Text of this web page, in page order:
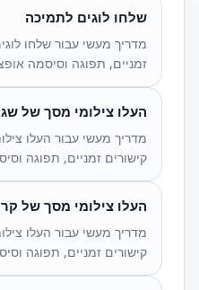
שלחו לוגים לתמיכה
מדריך מעשי עבור שלחו
זמניים, תפוגה וסיסמה
העלו צילומי מסך של
מדריך מעשי עבור העלו
קישורים זמניים, תפוגה
העלו צילומי מסך של
מדריך מעשי עבור העלו
קישורים זמניים, תפוגה